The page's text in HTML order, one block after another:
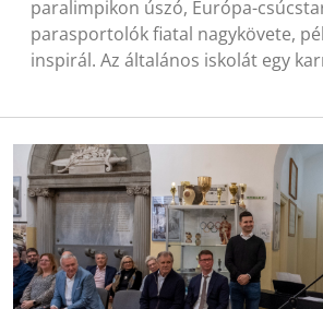
paralimpikon úszó, Európa-
parasportolók fiatal nagykövete,
inspirál. Az általános iskolát egy